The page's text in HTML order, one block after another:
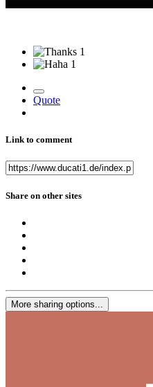
1
1
Quote
Link to comment
Share on other sites
More sharing options...